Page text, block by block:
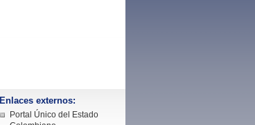
Enlaces externos:
Portal Único del Estado